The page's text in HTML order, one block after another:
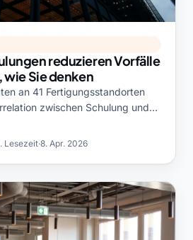
reduzieren Vorfälle
Sie denken
an 41 Fertigungsstandorten
zwischen Schulung und
messen.
Lesezeit·8. Apr. 2026